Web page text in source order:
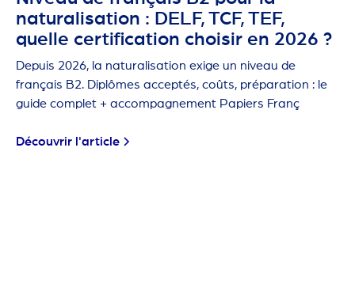
naturalisation : DELF, TCF, TEF,
quelle certification choisir en 2026 ?
Depuis 2026, la naturalisation exige un niveau de
français B2. Diplômes acceptés, coûts, préparation : le
guide complet + accompagnement Papiers Franç
Découvrir l'article